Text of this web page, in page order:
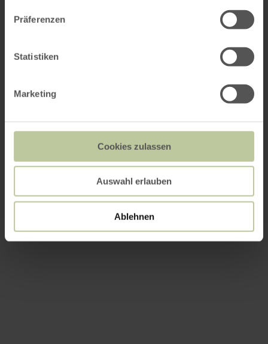
Präferenzen
Statistiken
Marketing
Cookies zulassen
Auswahl erlauben
Ablehnen